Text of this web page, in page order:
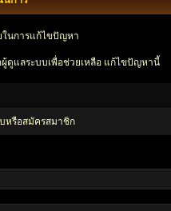
นการแก้ไขปัญหา
ดูแลระบบเพื่อช่วยเหลือ แก้ไขปัญหานี้
หรือสมัครสมาชิก